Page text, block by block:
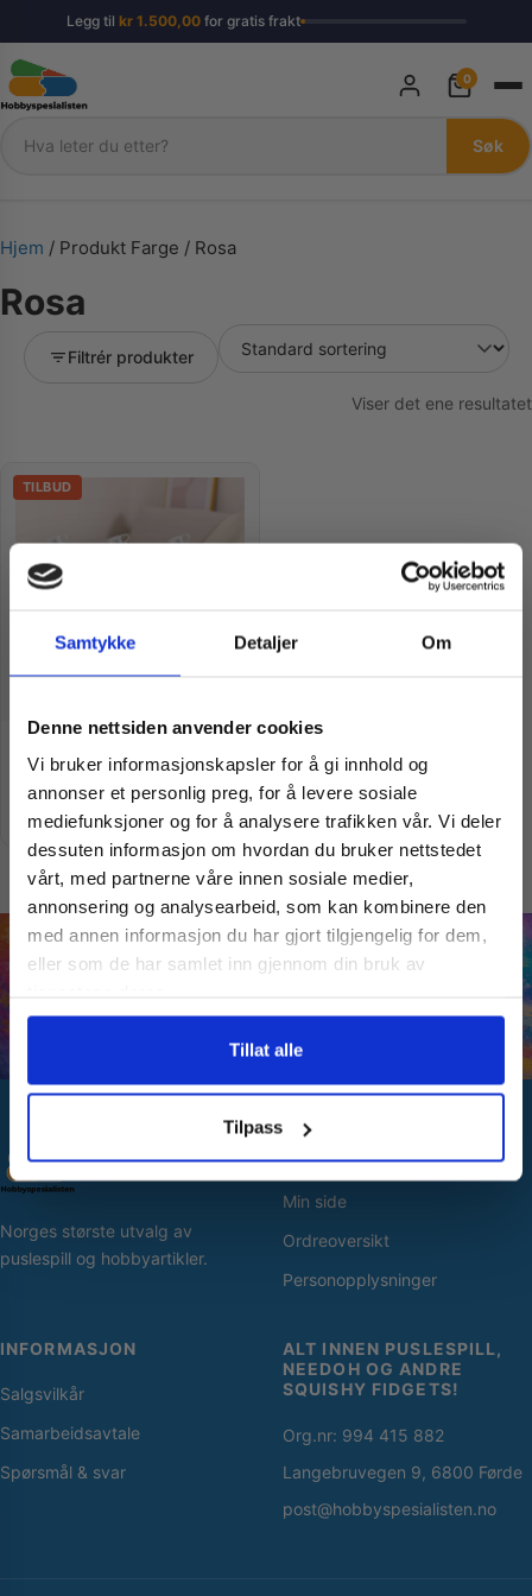
Samtykke Detaljer Om
Denne nettsiden anvender cookies
Vi bruker informasjonskapsler for å gi innhold og
annonser et personlig preg, for å levere sosiale
mediefunksjoner og for å analysere trafikken vår. Vi deler
dessuten informasjon om hvordan du bruker nettstedet
vårt, med partnerne våre innen sosiale medier,
annonsering og analysearbeid, som kan kombinere den
med annen informasjon du har gjort tilgjengelig for dem,
eller som de har samlet inn gjennom din bruk av
Tillat alle
Tilpass
Legg til kr1.500,00for gratis frakt
Søk
Søk
0
Hjem / Produkt Farge / Rosa
Rosa
Filtrér produkter
Viser det ene resultatet
TILBUD
kr199,00 kr199,00
Velg varianter
Norges største utvalg av
puslespill og hobbyartikler.
SNARVEIER
Min side
Ordreoversikt
Personopplysninger
INFORMASJON
Salgsvilkår
Samarbeidsavtale
Spørsmål & svar
ALT INNEN PUSLESPILL,
NEEDOH OG ANDRE
SQUISHY FIDGETS!
Org.nr: 994 415 882
Langebruvegen 9, 6800 Førde
post@hobbyspesialisten.no
Vil du ha
10% Rabatt?
Meld deg på vårt nyhetsbrev og motta
gode tilbud og produktinformasjon fra
oss¢!
Ja takk, jeg er med
Nei takk! Jeg betaler fullpris